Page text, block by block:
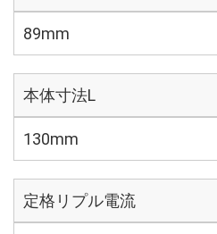
89mm
本体寸法L
130mm
定格リプル電流